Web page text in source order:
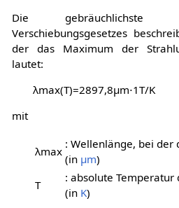
Die gebräuchlichste
Verschiebungsgesetzes
der das Maximum der
lautet:
λmax(T)=2897,8μm⋅1T/K
mit
λmax
: Wellenlänge, bei
(in μm)
T
: absolute Temperatur
(in K)